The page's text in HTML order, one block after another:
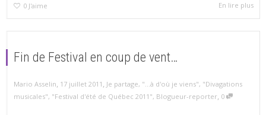
0 J'aime En lire plus
Fin de Festival en coup de vent…
Mario Asselin, 17 juillet 2011 , Je partage, "...à d'où je viens", "Divagations
musicales", "Festival d'été de Québec 2011", Blogueur-reporter, 0